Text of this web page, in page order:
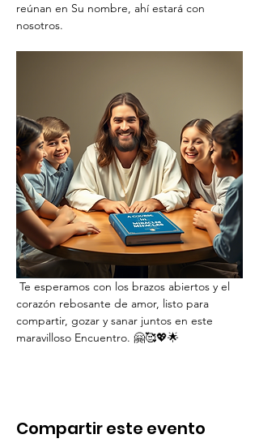
reúnan en Su nombre, ahí estará con
nosotros.
Te esperamos con los brazos abiertos y el
corazón rebosante de amor, listo para
compartir, gozar y sanar juntos en este
maravilloso Encuentro. 🤗🥰💖🌟
Compartir este evento